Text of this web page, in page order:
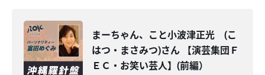
まーちゃん、こと小波津正光 (こ
はつ・まさみつ)さん 【演芸集団Ｆ
ＥＣ・お笑い芸人】(前編）